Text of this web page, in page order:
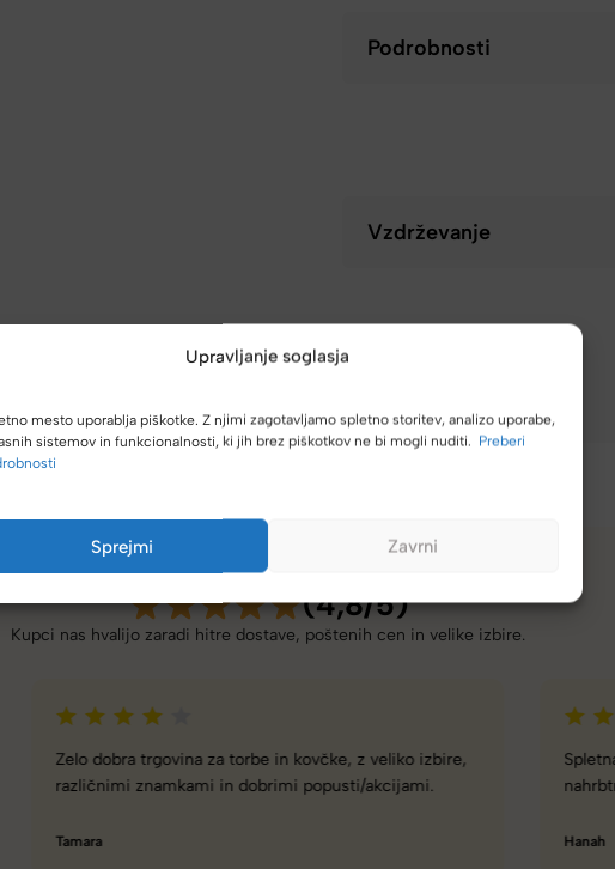
Upravljanje soglasja
mesto uporablja piškotke. Z njimi zagotavljamo spletno storitev, analizo uporabe,
sistemov in funkcionalnosti, ki jih brez piškotkov ne bi mogli nuditi. Preberi
Sprejmi Zavrni
Podrobnosti
Vzdrževanje
(4,8/5)
Kupci nas hvalijo zaradi hitre dostave, poštenih cen in velike izbire.
Spletna ali fizična trgovina z zelo dobro izbiro torbic,
nahrbtnikov, kovčkov in še več.
Hanah